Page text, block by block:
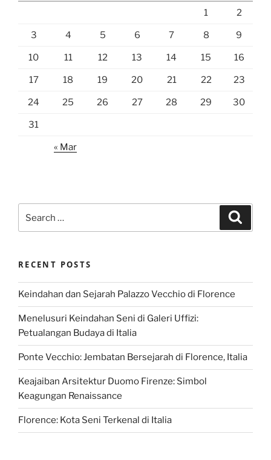
1 2
3 4 5 6 7 8 9
10 11 12 13 14 15 16
17 18 19 20 21 22 23
24 25 26 27 28 29 30
31
« Mar
for:
RECENT POSTS
Keindahan dan Sejarah Palazzo Vecchio di Florence
Menelusuri Keindahan Seni di Galeri Uffizi:
Petualangan Budaya di Italia
Ponte Vecchio: Jembatan Bersejarah di Florence, Italia
Keajaiban Arsitektur Duomo Firenze: Simbol
Keagungan Renaissance
Florence: Kota Seni Terkenal di Italia